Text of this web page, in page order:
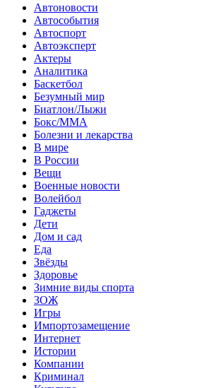
Автоновости
Автособытия
Автоспорт
Автоэксперт
Актеры
Аналитика
Баскетбол
Безумный мир
Биатлон/Лыжи
Бокс/MMA
Болезни и лекарства
В мире
В России
Вещи
Военные новости
Волейбол
Гаджеты
Дети
Дом и сад
Еда
Звёзды
Здоровье
Зимние виды спорта
ЗОЖ
Игры
Импортозамещение
Интернет
Истории
Компании
Криминал